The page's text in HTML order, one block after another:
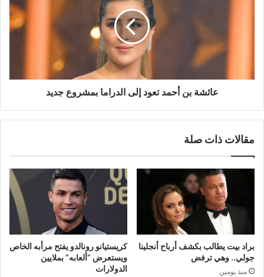
عائشة بن أحمد تعود إلى الدراما بمشروع جديد
مقالات ذات صلة
براد بيت يطالب بكشف أرباح أنجلينا
جولي.. وهي ترفض
منذ يومين
كريستيانو رونالدو يفتح مرأبه الخاص
ويستعرض “ألعابه” بملايين
الدولارات